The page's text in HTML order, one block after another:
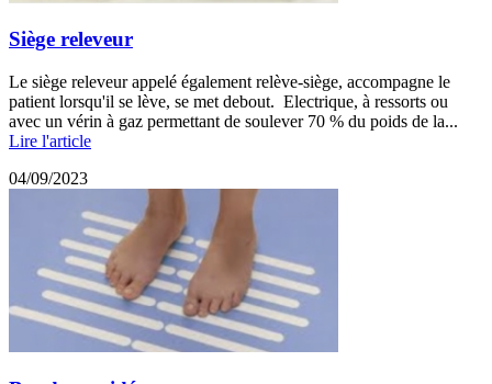
Siège releveur
Le siège releveur appelé également relève-siège, accompagne le
patient lorsqu'il se lève, se met debout. Electrique, à ressorts ou
avec un vérin à gaz permettant de soulever 70 % du poids de la...
Lire l'article
04/09/2023